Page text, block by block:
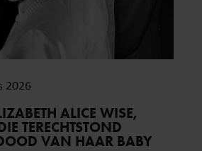
2026
ALICE WISE,
TERECHTSTOND
VAN HAAR BABY